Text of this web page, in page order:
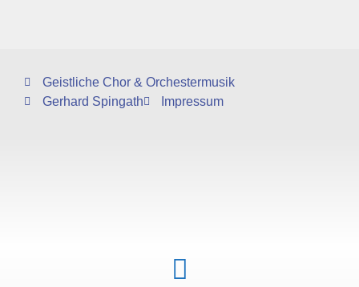
Geistliche Chor & Orchestermusik
Gerhard Spingath
Impressum